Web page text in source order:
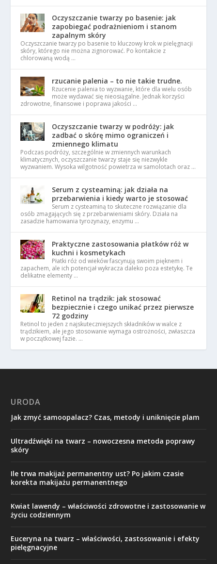
Oczyszczanie twarzy po basenie: jak
zapobiegać podrażnieniom i stanom
zapalnym skóry
Oczyszczanie twarzy po basenie to kluczowy krok w pielęgnacji
skóry, którego nie można zignorować. Po kontakcie z
chlorowaną wodą …
rzucanie palenia – to nie takie trudne.
Rzucenie palenia to wyzwanie, które dla wielu osób
może wydawać się nieosiągalne. Jednak korzyści
zdrowotne, finansowe i poprawa jakości …
Oczyszczanie twarzy w podróży: jak
zadbać o skórę mimo ograniczeń i
zmiennego klimatu
Podczas podróży, szczególnie w zmiennych warunkach
klimatycznych, oczyszczanie twarzy staje się niezwykle
wyzwaniem. Wysoka wilgotność powietrza w samolotach oraz …
Serum z cysteaminą: jak działa na
przebarwienia i kiedy warto je stosować
Serum z cysteaminą to skuteczne rozwiązanie dla
osób zmagających się z przebarwieniami skóry. Działa na
zasadzie hamowania tyrozynazy, enzymu …
Praktyczne zastosowania płatków róż w
kuchni i kosmetykach
Płatki róż od wieków fascynują swoim pięknem i
zapachem, ale ich potencjał wykracza daleko poza estetykę. Te
delikatne elementy …
Retinol na trądzik: jak stosować
bezpiecznie i czego unikać przez pierwsze
72 godziny
Retinol to jeden z najskuteczniejszych składników w walce z
trądzikiem, ale jego stosowanie wymaga ostrożności, zwłaszcza
w początkowej fazie. …
URODA
Jak zmyć samoopalacz? Czas, metody i uniknięcie plam
Ultradźwięki na twarz – nowoczesna metoda poprawy
skóry
Ile trwa makijaż permanentny ust? Po jakim czasie
korekta makijażu permanentnego
Kwiat lawendy – właściwości zdrowotne i zastosowanie w
życiu codziennym
Euceryna na twarz – właściwości, zastosowanie i efekty
pielęgnacyjne